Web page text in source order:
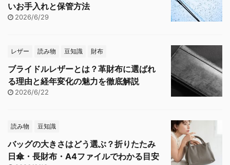
いお手入れと保管方法
2026/6/29
レザー 読み物 豆知識 財布
ブライドルレザーとは？革財布に選ばれ
る理由と経年変化の魅力を徹底解説
2026/6/22
読み物 豆知識
バッグの大きさはどう選ぶ？折りたたみ
日傘・長財布・A4ファイルでわかる目安